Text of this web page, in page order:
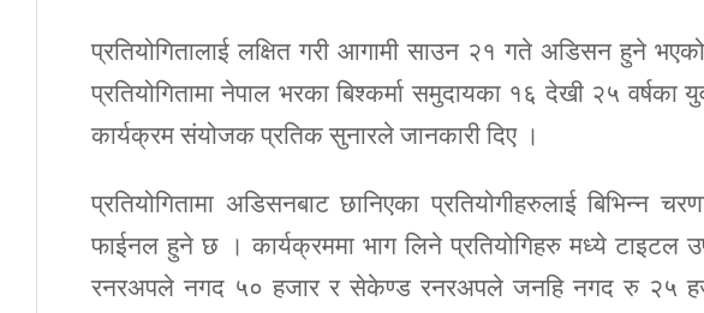
प्रतियोगितालाई लक्षित गरी आगामी साउन २१ गते अडिसन हुने
प्रतियोगितामा नेपाल भरका बिश्कर्मा समुदायका १६ देखी २५
कार्यक्रम संयोजक प्रतिक सुनारले जानकारी दिए ।
प्रतियोगितामा अडिसनबाट छानिएका प्रतियोगीहरुलाई बिभिन्न
फाईनल हुने छ । कार्यक्रममा भाग लिने प्रतियोगिहरु मध्ये टाइटल
रनरअपले नगद ५० हजार र सेकेण्ड रनरअपले जनहि नगद रु २५